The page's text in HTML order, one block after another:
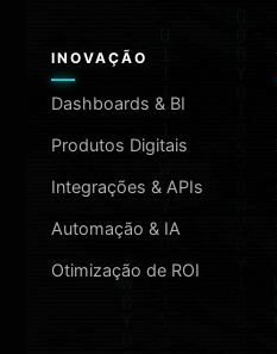
INOVAÇÃO
Dashboards & BI
Produtos Digitais
Integrações & APIs
Automação & IA
Otimização de ROI